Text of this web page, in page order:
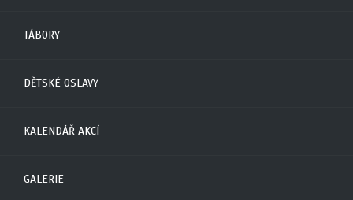
TÁBORY
DĚTSKÉ OSLAVY
KALENDÁŘ AKCÍ
GALERIE